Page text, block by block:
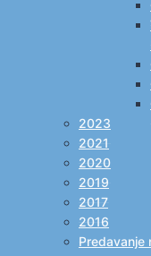
2023
2021
2020
2019
2017
2016
Predavanje